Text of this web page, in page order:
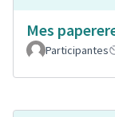
Mes
Participantes